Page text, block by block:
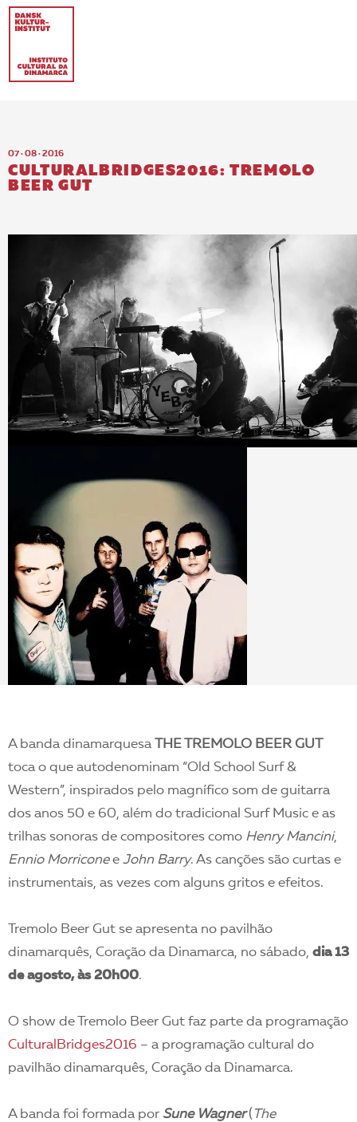
PT-BR
07 · 08 · 2016
CULTURALBRIDGES2016: TREMOLO
BEER GUT
A banda dinamarquesa
THE TREMOLO BEER GUT
toca o que autodenominam “Old School Surf &
Western”, inspirados pelo magnífico som de guitarra
dos anos 50 e 60, além do tradicional Surf Music e as
trilhas sonoras de compositores como Henry Mancini,
Ennio Morriconee John Barry. As canções são curtas e
instrumentais, as vezes com alguns gritos e efeitos.
Tremolo Beer Gut se apresenta no pavilhão
dinamarquês, Coração da Dinamarca, no sábado, dia 13
de agosto, às 20h00.
O show de Tremolo Beer Gut faz parte da programação
CulturalBridges2016 – a programação cultural do
pavilhão dinamarquês, Coração da Dinamarca.
A banda foi formada por Sune Wagner( The